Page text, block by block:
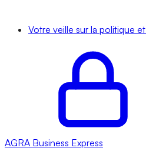
Votre veille sur la politique
AGRA Business Express